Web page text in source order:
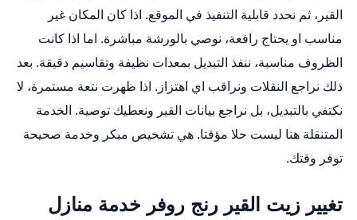
القير، ثم نحدد قابلية التنفيذ في الموقع. اذا كان المكان غير
مناسب او يحتاج رافعة، نوصي بالورشة مباشرة. اما اذا كانت
الظروف مناسبة، ننفذ التبديل بمعدات نظيفة وتقاسيم دقيقة. بعد
ذلك نراجع النقلات ونراقب اي اهتزاز. اذا ظهرت نتعة مستمرة، لا
نكتفي بالتبديل، بل نراجع بيانات القير ونعطيك توصية. الخدمة
المتنقلة هنا ليست حلا مؤقتا. هي تشخيص مبكر وخدمة صحيحة
توفر وقتك.
تغيير زيت القير رنج روفر خدمة منازل